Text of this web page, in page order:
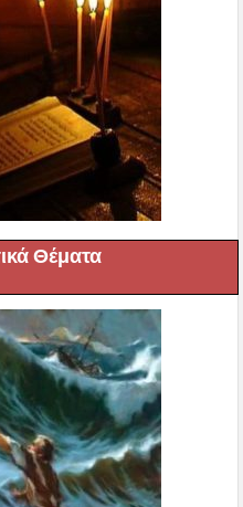
Θέματα